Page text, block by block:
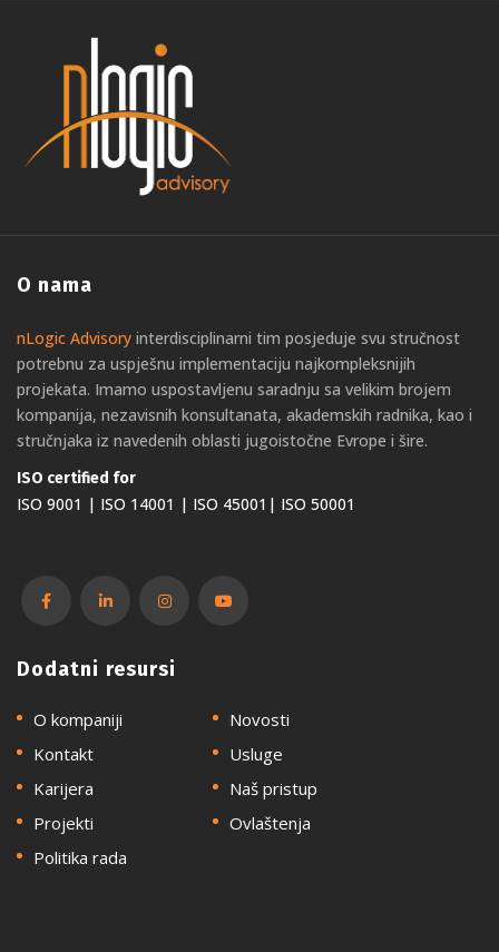
O nama
nLogic Advisory interdisciplinarni tim posjeduje svu stručnost
potrebnu za uspješnu implementaciju najkompleksnijih
projekata. Imamo uspostavljenu saradnju sa velikim brojem
kompanija, nezavisnih konsultanata, akademskih radnika, kao i
stručnjaka iz navedenih oblasti jugoistočne Evrope i šire.
ISO certified for
ISO 9001 | ISO 14001 | ISO 45001| ISO 50001
Dodatni resursi
O kompaniji
Novosti
Kontakt
Usluge
Karijera
Naš pristup
Projekti
Ovlaštenja
Politika rada